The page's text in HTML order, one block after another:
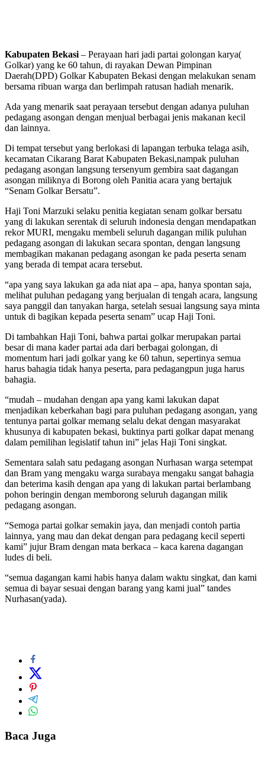
Kabupaten Bekasi– Perayaan hari jadi partai golongan karya(
Golkar) yang ke 60 tahun, di rayakan Dewan Pimpinan
Daerah(DPD) Golkar Kabupaten Bekasi dengan melakukan senam
bersama ribuan warga dan berlimpah ratusan hadiah menarik.
Ada yang menarik saat perayaan tersebut dengan adanya puluhan
pedagang asongan dengan menjual berbagai jenis makanan kecil
dan lainnya.
Di tempat tersebut yang berlokasi di lapangan terbuka telaga asih,
kecamatan Cikarang Barat Kabupaten Bekasi,nampak puluhan
pedagang asongan langsung tersenyum gembira saat dagangan
asongan miliknya di Borong oleh Panitia acara yang bertajuk
“Senam Golkar Bersatu”.
Haji Toni Marzuki selaku penitia kegiatan senam golkar bersatu
yang di lakukan serentak di seluruh indonesia dengan mendapatkan
rekor MURI, mengaku membeli seluruh dagangan milik puluhan
pedagang asongan di lakukan secara spontan, dengan langsung
membagikan makanan pedagang asongan ke pada peserta senam
yang berada di tempat acara tersebut.
“apa yang saya lakukan ga ada niat apa – apa, hanya spontan saja,
melihat puluhan pedagang yang berjualan di tengah acara, langsung
saya panggil dan tanyakan harga, setelah sesuai langsung saya minta
untuk di bagikan kepada peserta senam” ucap Haji Toni.
Di tambahkan Haji Toni, bahwa partai golkar merupakan partai
besar di mana kader partai ada dari berbagai golongan, di
momentum hari jadi golkar yang ke 60 tahun, sepertinya semua
harus bahagia tidak hanya peserta, para pedagangpun juga harus
bahagia.
“mudah – mudahan dengan apa yang kami lakukan dapat
menjadikan keberkahan bagi para puluhan pedagang asongan, yang
tentunya partai golkar memang selalu dekat dengan masyarakat
khusunya di kabupaten bekasi, buktinya parti golkar dapat menang
dalam pemilihan legislatif tahun ini” jelas Haji Toni singkat.
Sementara salah satu pedagang asongan Nurhasan warga setempat
dan Bram yang mengaku warga surabaya mengaku sangat bahagia
dan beterima kasih dengan apa yang di lakukan partai berlambang
pohon beringin dengan memborong seluruh dagangan milik
pedagang asongan.
“Semoga partai golkar semakin jaya, dan menjadi contoh partia
lainnya, yang mau dan dekat dengan para pedagang kecil seperti
kami” jujur Bram dengan mata berkaca – kaca karena dagangan
ludes di beli.
“semua dagangan kami habis hanya dalam waktu singkat, dan kami
semua di bayar sesuai dengan barang yang kami jual” tandes
Nurhasan(yada).
Baca Juga